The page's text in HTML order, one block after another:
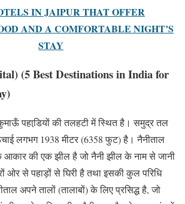
IN JAIPUR THAT OFFER
AND A COMFORTABLE NIGHT’S
STAY
(5 Best Destinations in India for
पहाडि़यों की तलहटी में स्थित है। समुद्र तल
लगभग 1938 मीटर (6358 फुट) है। नैनीताल
आकार की एक झील है जो नैनी झील के नाम से जानी
ओर से पहाड़ों से घिरी है तथा इसकी कुल परिधि
अपने तालों (तालाबों) के लिए प्रसिद्ध है, जो